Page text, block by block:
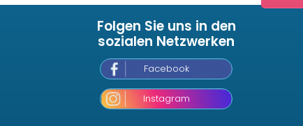
Folgen Sie uns in den
sozialen Netzwerken
Facebook
Instagram